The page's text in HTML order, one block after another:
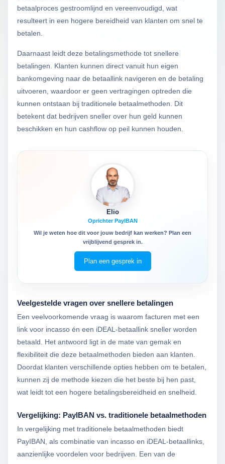
betaalproces gestroomlijnd en vereenvoudigd, wat
resulteert in een hogere bereidheid van klanten om snel te
betalen.
Daarnaast leidt deze betalingsmethode tot snellere
betalingen. Klanten kunnen direct vanuit hun eigen
bankomgeving naar de betaallink navigeren en de betaling
uitvoeren, waardoor er geen vertragingen optreden die
kunnen ontstaan bij traditionele betaalmethoden. Dit
betekent dat bedrijven sneller over hun geld kunnen
beschikken en hun cashflow op peil kunnen houden.
Elio
Oprichter PayIBAN
Wil je weten hoe dit voor jouw bedrijf kan werken? Plan een
vrijblijvend gesprek in.
Plan een gesprek in
Veelgestelde vragen over snellere betalingen
Een veelvoorkomende vraag is waarom facturen met een
link voor incasso én een iDEAL-betaallink sneller worden
betaald. Het antwoord ligt in de mate van gemak en
flexibiliteit die deze betaalmethoden bieden aan klanten.
Doordat klanten verschillende opties hebben om te betalen,
kunnen zij de methode kiezen die het beste bij hen past,
wat leidt tot een hogere betalingsbereidheid en snelheid.
Vergelijking: PayIBAN vs. traditionele betaalmethoden
In vergelijking met traditionele betaalmethoden biedt
PayIBAN, als combinatie van incasso en iDEAL-betaallinks,
aanzienlijke voordelen voor bedrijven. Een van de